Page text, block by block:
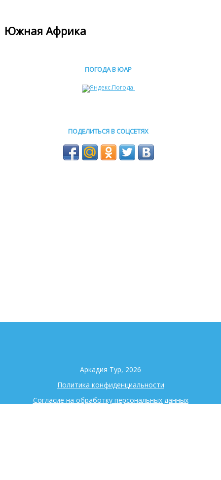
Южная Африка
ПОГОДА В ЮАР
ПОДЕЛИТЬСЯ В СОЦСЕТЯХ
Аркадия Тур, 2026
Политика конфиденциальности
Согласие на обработку персональных данных